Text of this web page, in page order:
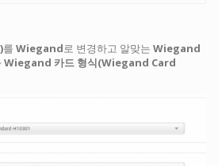
를 Wiegand로 변경하고 알맞는 Wiegand
Wiegand 카드 형식(Wiegand Card